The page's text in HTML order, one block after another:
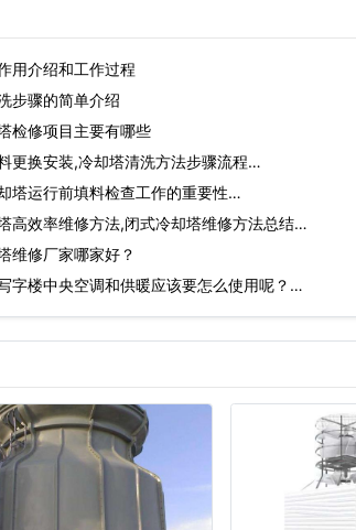
用介绍和工作过程
步骤的简单介绍
检修项目主要有哪些
更换安装,冷却塔清洗方法步骤流程…
塔运行前填料检查工作的重要性…
高效率维修方法,闭式冷却塔维修方法总结…
维修厂家哪家好？
字楼中央空调和供暖应该要怎么使用呢？…